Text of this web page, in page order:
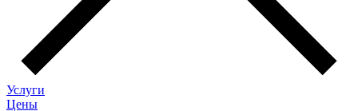
Услуги
Цены